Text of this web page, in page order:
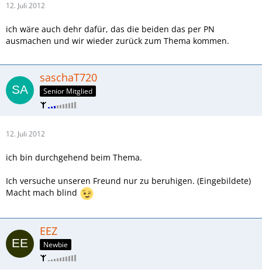
12. Juli 2012
ich wäre auch dehr dafür, das die beiden das per PN
ausmachen und wir wieder zurück zum Thema kommen.
saschaT720
Senior Mitglied
12. Juli 2012
ich bin durchgehend beim Thema.
Ich versuche unseren Freund nur zu beruhigen. (Eingebildete)
Macht mach blind
EEZ
Newbie